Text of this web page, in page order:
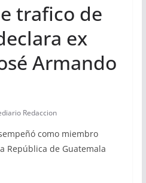
trafico de
ex
Armando
Redaccion
como miembro
República de Guatemala